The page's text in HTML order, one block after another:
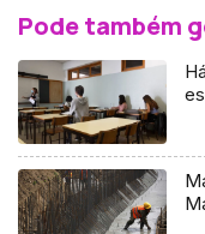
Pode também